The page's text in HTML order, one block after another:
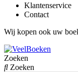
Klantenservice
Contact
Wij kopen ook uw
Zoeken
Zoeken